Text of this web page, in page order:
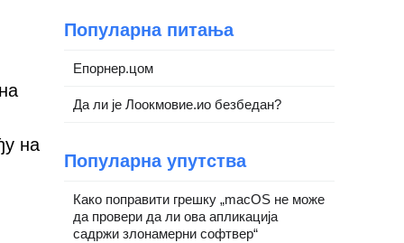
на
Популарна питања
Епорнер.цом
Да ли је Лоокмовие.ио безбедан?
Популарна упутства
Како поправити грешку „macOS не може
да провери да ли ова апликација
садржи злонамерни софтвер“